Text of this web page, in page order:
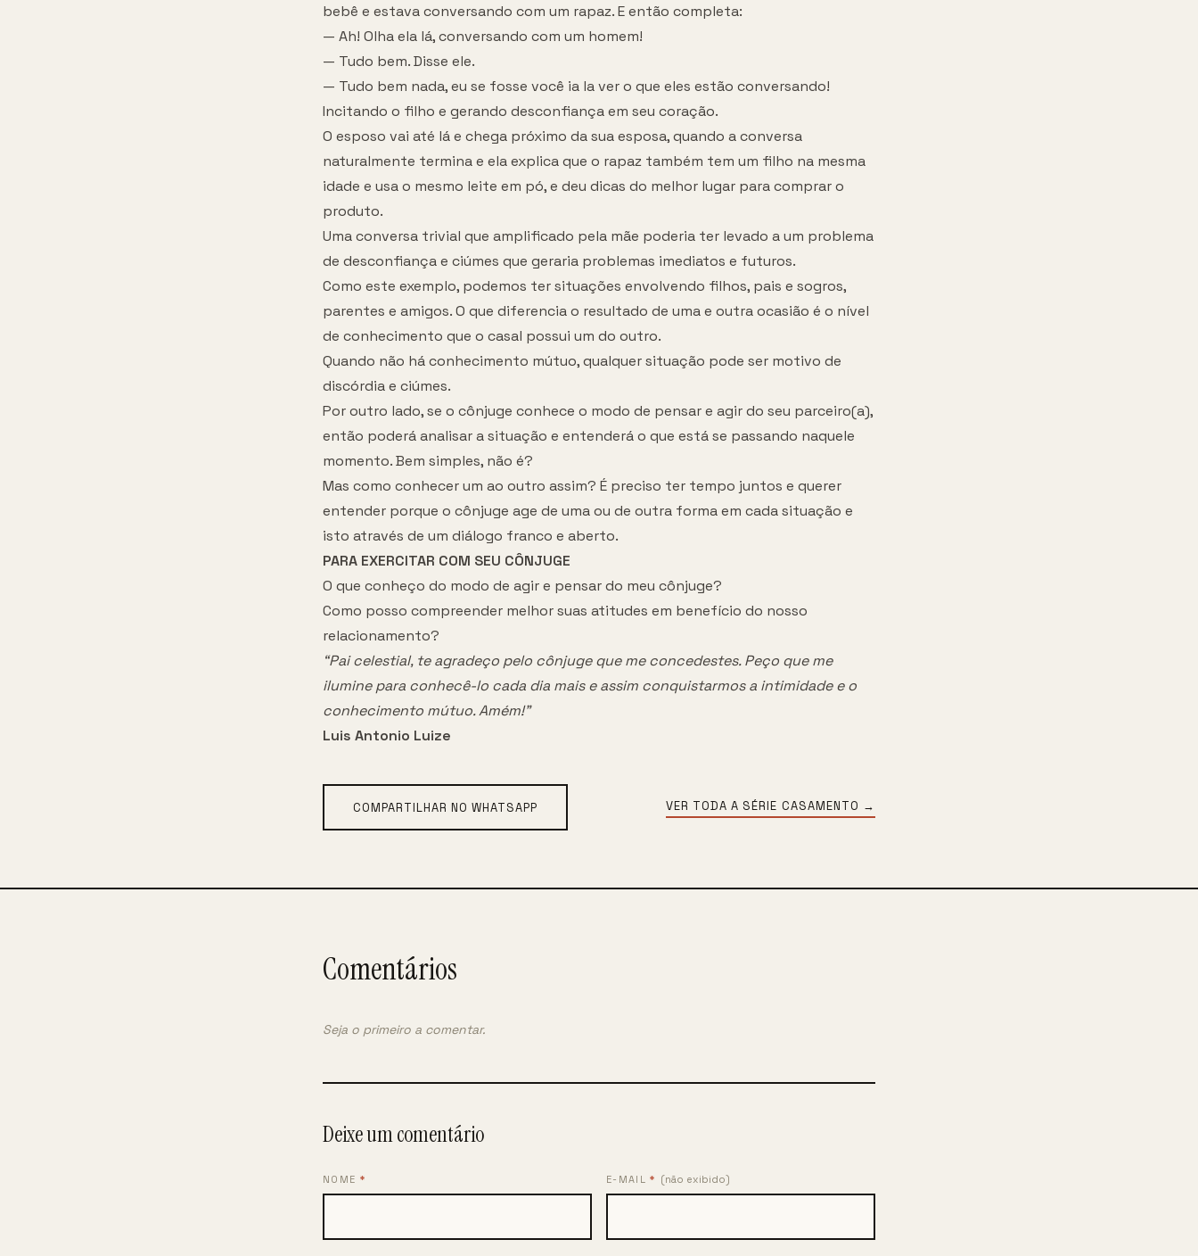
bebê e estava conversando com um rapaz. E então completa:
— Ah! Olha ela lá, conversando com um homem!
— Tudo bem. Disse ele.
— Tudo bem nada, eu se fosse você ia la ver o que eles estão conversando!
Incitando o filho e gerando desconfiança em seu coração.
O esposo vai até lá e chega próximo da sua esposa, quando a conversa
naturalmente termina e ela explica que o rapaz também tem um filho na mesma
idade e usa o mesmo leite em pó, e deu dicas do melhor lugar para comprar o
produto.
Uma conversa trivial que amplificado pela mãe poderia ter levado a um problema
de desconfiança e ciúmes que geraria problemas imediatos e futuros.
Como este exemplo, podemos ter situações envolvendo filhos, pais e sogros,
parentes e amigos. O que diferencia o resultado de uma e outra ocasião é o nível
de conhecimento que o casal possui um do outro.
Quando não há conhecimento mútuo, qualquer situação pode ser motivo de
discórdia e ciúmes.
Por outro lado, se o cônjuge conhece o modo de pensar e agir do seu parceiro(a),
então poderá analisar a situação e entenderá o que está se passando naquele
momento. Bem simples, não é?
Mas como conhecer um ao outro assim? É preciso ter tempo juntos e querer
entender porque o cônjuge age de uma ou de outra forma em cada situação e
isto através de um diálogo franco e aberto.
PARA EXERCITAR COM SEU CÔNJUGE
O que conheço do modo de agir e pensar do meu cônjuge?
Como posso compreender melhor suas atitudes em benefício do nosso
relacionamento?
“Pai celestial, te agradeço pelo cônjuge que me concedestes. Peço que me
ilumine para conhecê-lo cada dia mais e assim conquistarmos a intimidade e o
conhecimento mútuo. Amém!"
Luis Antonio Luize
COMPARTILHAR NO WHATSAPP VER TODA A SÉRIE CASAMENTO →
Comentários
Seja o primeiro a comentar.
Deixe um comentário
NOME * E-MAIL* (não exibido)